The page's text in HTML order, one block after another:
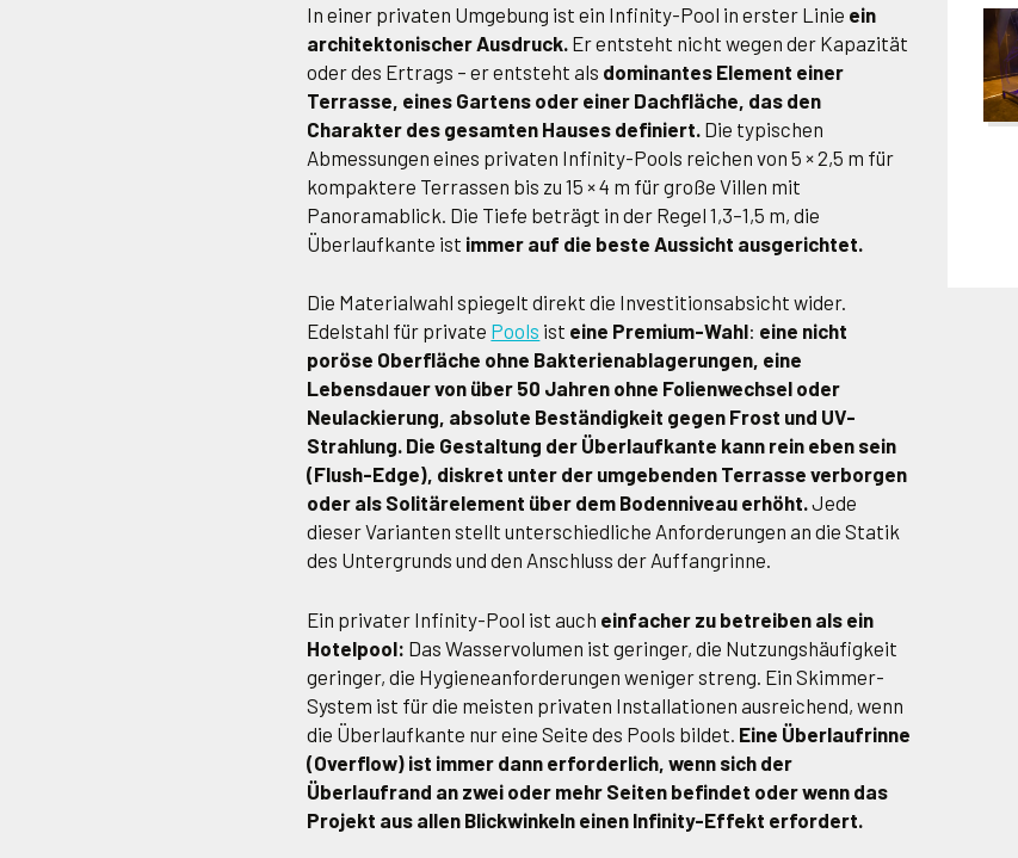
In einer privaten Umgebung ist ein Infinity-Pool in erster Linie ein
architektonischer Ausdruck. Er entsteht nicht wegen der Kapazität
oder des Ertrags – er entsteht als dominantes Element einer
Terrasse, eines Gartens oder einer Dachfläche, das den
Charakter des gesamten Hauses definiert. Die typischen
Abmessungen eines privaten Infinity-Pools reichen von 5 × 2,5 m für
kompaktere Terrassen bis zu 15 × 4 m für große Villen mit
Panoramablick. Die Tiefe beträgt in der Regel 1,3–1,5 m, die
Überlaufkante ist immer auf die beste Aussicht ausgerichtet.
Die Materialwahl spiegelt direkt die Investitionsabsicht wider.
Edelstahl für private Pools ist eine Premium-Wahl: eine nicht
poröse Oberfläche ohne Bakterienablagerungen, eine
Lebensdauer von über 50 Jahren ohne Folienwechsel oder
Neulackierung, absolute Beständigkeit gegen Frost und UV-
Strahlung. Die Gestaltung der Überlaufkante kann rein eben sein
(Flush-Edge), diskret unter der umgebenden Terrasse verborgen
oder als Solitärelement über dem Bodenniveau erhöht.Jede
dieser Varianten stellt unterschiedliche Anforderungen an die Statik
des Untergrunds und den Anschluss der Auffangrinne.
Ein privater Infinity-Pool ist auch einfacher zu betreiben als ein
Hotelpool: Das Wasservolumen ist geringer, die Nutzungshäufigkeit
geringer, die Hygieneanforderungen weniger streng. Ein Skimmer-
System ist für die meisten privaten Installationen ausreichend, wenn
die Überlaufkante nur eine Seite des Pools bildet. Eine Überlaufrinne
(Overflow) ist immer dann erforderlich, wenn sich der
Überlaufrand an zwei oder mehr Seiten befindet oder wenn das
Projekt aus allen Blickwinkeln einen Infinity-Effekt erfordert.